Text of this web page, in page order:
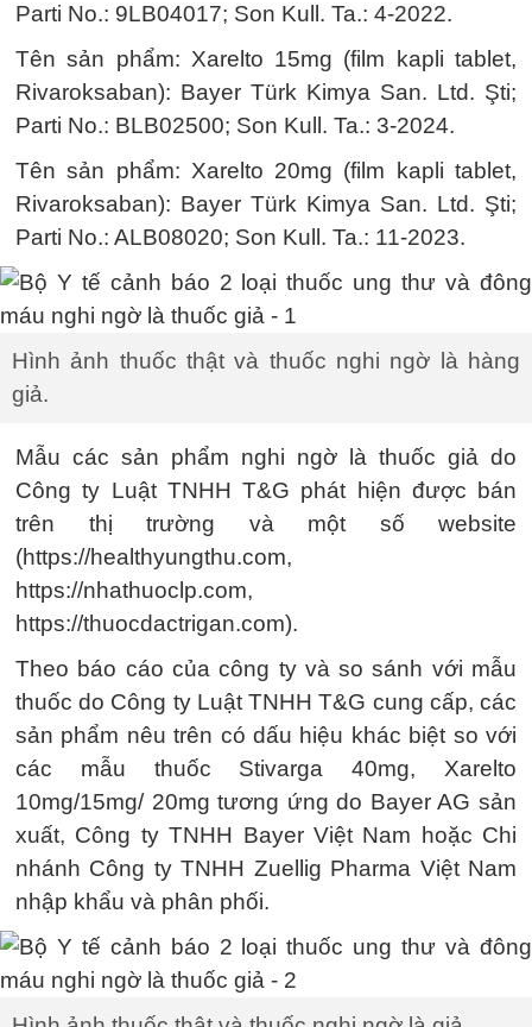
Parti No.: 9LB04017; Son Kull. Ta.: 4-2022.
Tên sản phẩm: Xarelto 15mg (film kapli tablet,
Rivaroksaban): Bayer Türk Kimya San. Ltd. Şti;
Parti No.: BLB02500; Son Kull. Ta.: 3-2024.
Tên sản phẩm: Xarelto 20mg (film kapli tablet,
Rivaroksaban): Bayer Türk Kimya San. Ltd. Şti;
Parti No.: ALB08020; Son Kull. Ta.: 11-2023.
Hình ảnh thuốc thật và thuốc nghi ngờ là hàng
giả.
Mẫu các sản phẩm nghi ngờ là thuốc giả do
Công ty Luật TNHH T&G phát hiện được bán
trên thị trường và một số website
(https://healthyungthu.com,
https://nhathuoclp.com,
https://thuocdactrigan.com).
Theo báo cáo của công ty và so sánh với mẫu
thuốc do Công ty Luật TNHH T&G cung cấp, các
sản phẩm nêu trên có dấu hiệu khác biệt so với
các mẫu thuốc Stivarga 40mg, Xarelto
10mg/15mg/ 20mg tương ứng do Bayer AG sản
xuất, Công ty TNHH Bayer Việt Nam hoặc Chi
nhánh Công ty TNHH Zuellig Pharma Việt Nam
nhập khẩu và phân phối.